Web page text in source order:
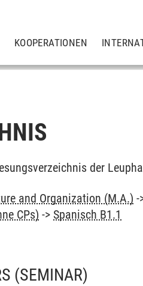
KOOPERATIONEN
der
and Organization (M.A.) -
CPs) -> Spanisch B1.1
(SEMINAR)